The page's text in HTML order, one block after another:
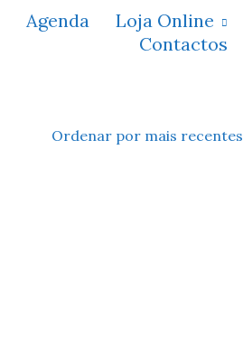
Agenda
Loja Online
Contactos
Ordenar por mais recentes